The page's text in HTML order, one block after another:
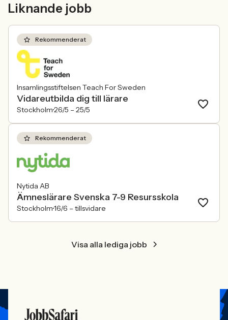
konkurrensen om rätt kompetens
behöver kunna visa vad det betyder i
praktiken.
Liknande jobb
Rekommenderat
Insamlingsstiftelsen Teach For Sweden
Vidareutbilda dig till lärare
Stockholm26/5 – 25/5
Rekommenderat
Nytida AB
Ämneslärare Svenska 7-9 Resursskola
Stockholm16/6 – tillsvidare
Visa alla lediga jobb